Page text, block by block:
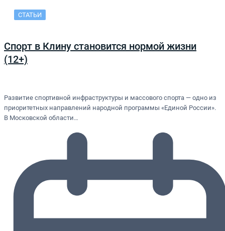
СТАТЬИ
Спорт в Клину становится нормой жизни
(12+)
Развитие спортивной инфраструктуры и массового спорта — одно из
приоритетных направлений народной программы «Единой России».
В Московской области…